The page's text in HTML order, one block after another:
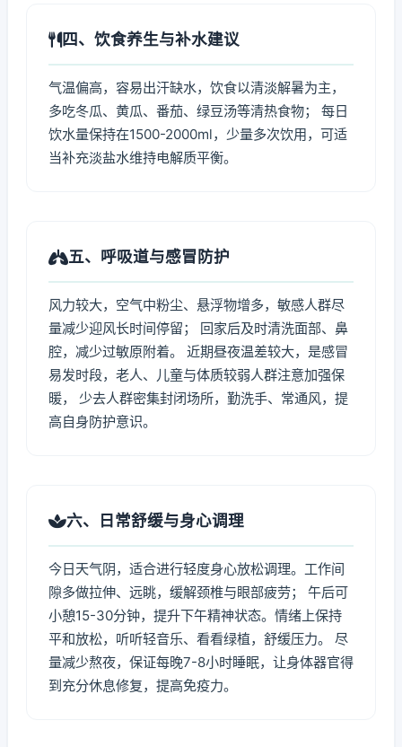
四、饮食养生与补水建议
气温偏高，容易出汗缺水，饮食以清淡解暑为主，
多吃冬瓜、黄瓜、番茄、绿豆汤等清热食物； 每日
饮水量保持在1500-2000ml，少量多次饮用，可适
当补充淡盐水维持电解质平衡。
五、呼吸道与感冒防护
风力较大，空气中粉尘、悬浮物增多，敏感人群尽
量减少迎风长时间停留； 回家后及时清洗面部、鼻
腔，减少过敏原附着。 近期昼夜温差较大，是感冒
易发时段，老人、儿童与体质较弱人群注意加强保
暖， 少去人群密集封闭场所，勤洗手、常通风，提
高自身防护意识。
六、日常舒缓与身心调理
今日天气阴，适合进行轻度身心放松调理。工作间
隙多做拉伸、远眺，缓解颈椎与眼部疲劳； 午后可
小憩15-30分钟，提升下午精神状态。情绪上保持
平和放松，听听轻音乐、看看绿植，舒缓压力。 尽
量减少熬夜，保证每晚7-8小时睡眠，让身体器官得
到充分休息修复，提高免疫力。